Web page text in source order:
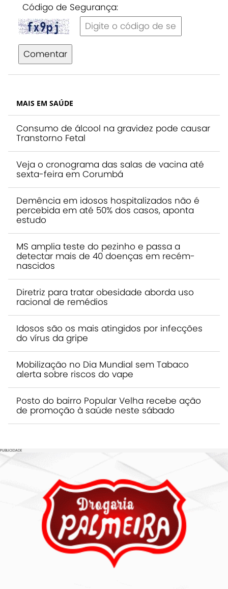
Código de Segurança:
Comentar
MAIS EM SAÚDE
Consumo de álcool na gravidez pode causar
Transtorno Fetal
Veja o cronograma das salas de vacina até
sexta-feira em Corumbá
Demência em idosos hospitalizados não é
percebida em até 50% dos casos, aponta
estudo
MS amplia teste do pezinho e passa a
detectar mais de 40 doenças em recém-
nascidos
Diretriz para tratar obesidade aborda uso
racional de remédios
Idosos são os mais atingidos por infecções
do vírus da gripe
Mobilização no Dia Mundial sem Tabaco
alerta sobre riscos do vape
Posto do bairro Popular Velha recebe ação
de promoção à saúde neste sábado
PUBLICIDADE